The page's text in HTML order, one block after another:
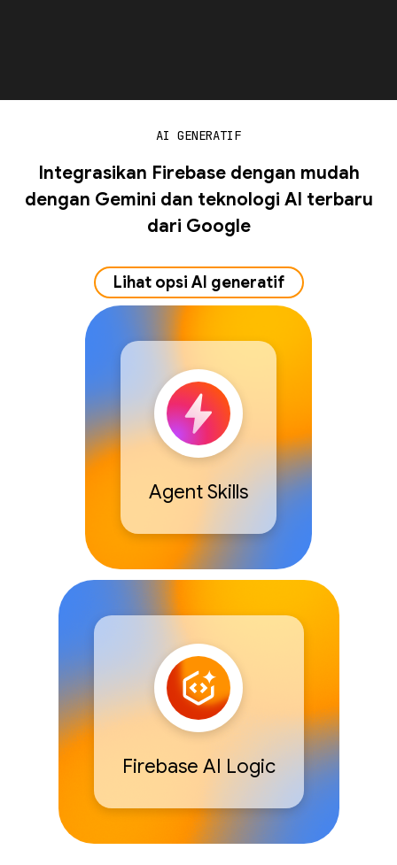
AI GENERATIF
Integrasikan Firebase dengan mudah
dengan Gemini dan teknologi AI terbaru
dari Google
Lihat opsi AI generatif
Agent Skills
Firebase AI Logic